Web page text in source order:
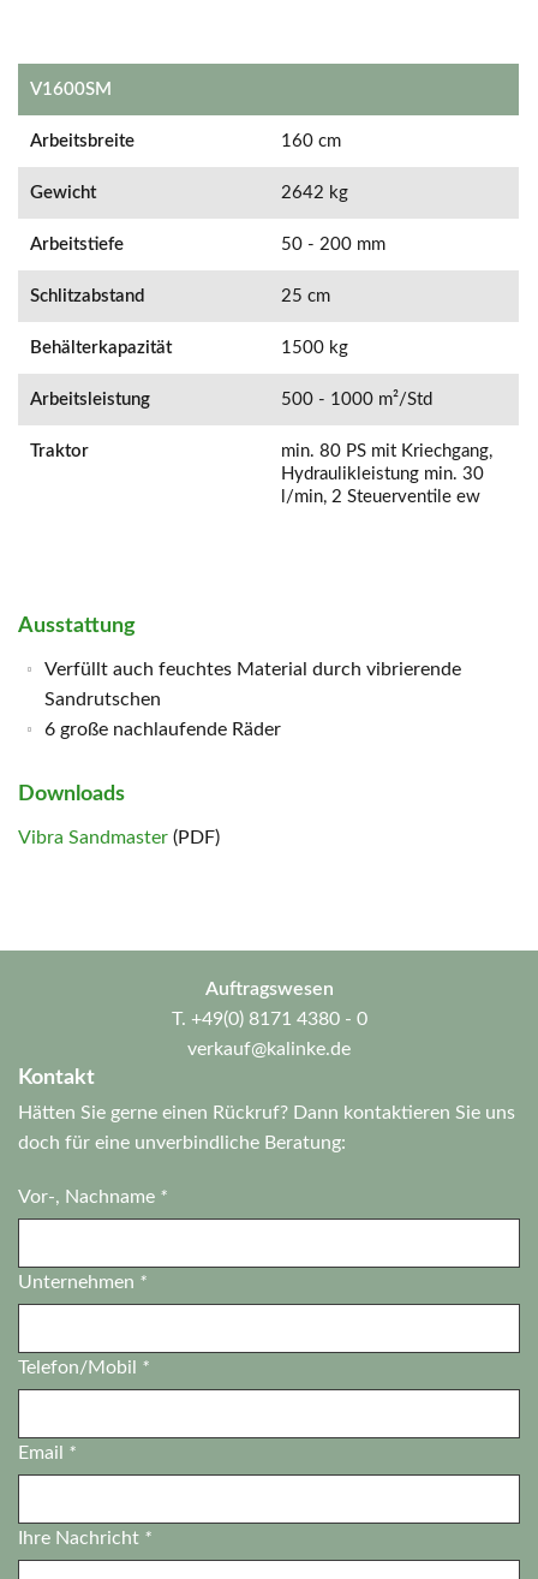
V1600SM
Arbeitsbreite 160 cm
Gewicht 2642 kg
Arbeitstiefe 50 - 200 mm
Schlitzabstand 25 cm
Behälterkapazität 1500 kg
Arbeitsleistung 500 - 1000 m²/Std
Traktor
min. 80 PS mit Kriechgang,
Hydraulikleistung min. 30
l/min, 2 Steuerventile ew
Ausstattung
Verfüllt auch feuchtes Material durch vibrierende
Sandrutschen
6 große nachlaufende Räder
Downloads
Vibra Sandmaster (PDF)
Auftragswesen
T. +49(0) 8171 4380 - 0
verkauf@kalinke.de
Kontakt
Hätten Sie gerne einen Rückruf? Dann kontaktieren Sie uns
doch für eine unverbindliche Beratung:
Vor-, Nachname *
Unternehmen *
Telefon/Mobil *
Email *
Ihre Nachricht *